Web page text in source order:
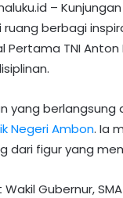
–
ruang berbagi
Pertama TNI
yang berlangsung
Negeri Ambon. Ia
dari figur yang
Wakil Gubernur,